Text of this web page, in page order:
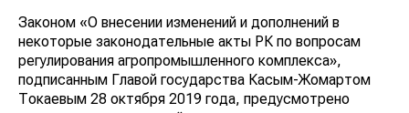
Законом «О внесении изменений и дополнений в
некоторые законодательные акты РК по вопросам
регулирования агропромышленного комплекса»,
подписанным Главой государства Касым-Жомартом
Токаевым 28 октября 2019 года, предусмотрено